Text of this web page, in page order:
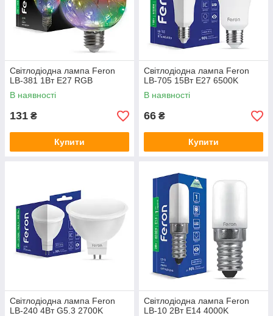
Світлодіодна лампа Feron
LB-381 1Вт E27 RGB
В наявності
131 ₴
Купити
Світлодіодна лампа Feron
LB-705 15Вт E27 6500K
В наявності
66 ₴
Купити
Світлодіодна лампа Feron
LB-240 4Вт G5.3 2700K
Світлодіодна лампа Feron
LB-10 2Вт E14 4000K